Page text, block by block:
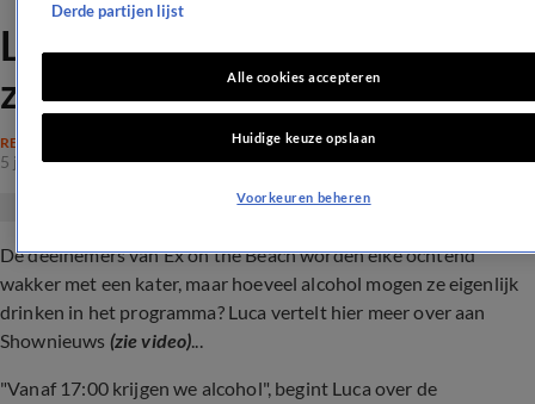
Luca onthult hoeveel alcohol
ze krijgen bij Ex on the Beach
REALITY
5 juni 2024, 15:45
De deelnemers van Ex on the Beach worden elke ochtend
wakker met een kater, maar hoeveel alcohol mogen ze eigenlijk
drinken in het programma? Luca vertelt hier meer over aan
Shownieuws (zie video)...
"Vanaf 17:00 krijgen we alcohol", begint Luca over de
Derde partijen lijst
Alle cookies accepteren
Huidige keuze opslaan
Voorkeuren beheren